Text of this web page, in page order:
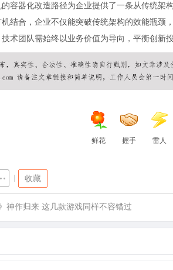
的容器化改造路径为企业提供了一条从传统架
结合，企业不仅能突破传统架构的效能瓶
术团队需始终以业务价值为导向，平衡创新
鲜花 握手 雷人
收藏
神作归来 这几款游戏同样不容错过